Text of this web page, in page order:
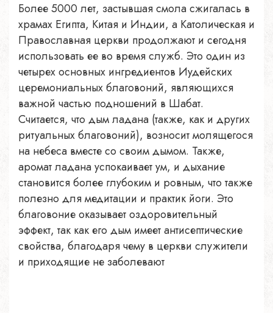
Более 5000 лет, застывшая смола сжигалась в
храмах Египта, Китая и Индии, а Католическая и
Православная церкви продолжают и сегодня
использовать ее во время служб. Это один из
четырех основных ингредиентов Иудейских
церемониальных благовоний, являющихся
важной частью подношений в Шабат.
Считается, что дым ладана (также, как и других
ритуальных благовоний), возносит молящегося
на небеса вместе со своим дымом. Также,
аромат ладана успокаивает ум, и дыхание
становится более глубоким и ровным, что также
полезно для медитации и практик йоги. Это
благовоние оказывает оздоровительный
эффект, так как его дым имеет антисептические
свойства, благодаря чему в церкви служители
и приходящие не заболевают